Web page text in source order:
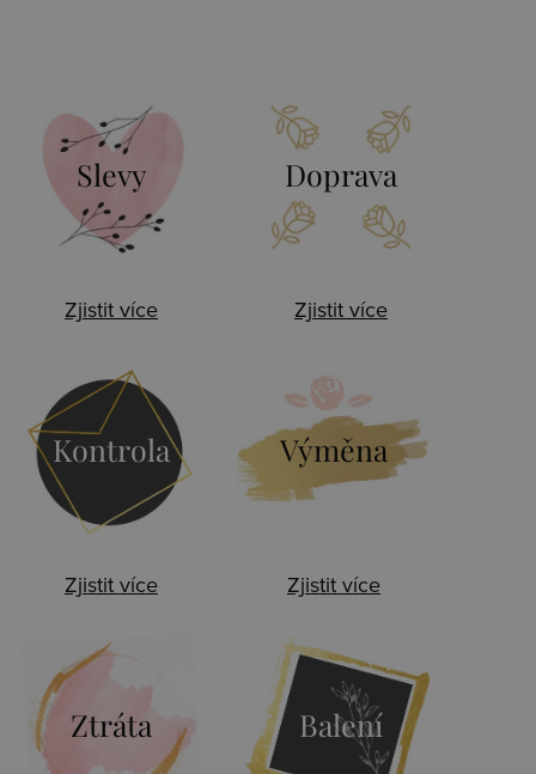
Slevy
Zjistit více
Doprava
Zjistit více
Kontrola
Zjistit více
Výměna
Zjistit více
Ztráta Balení